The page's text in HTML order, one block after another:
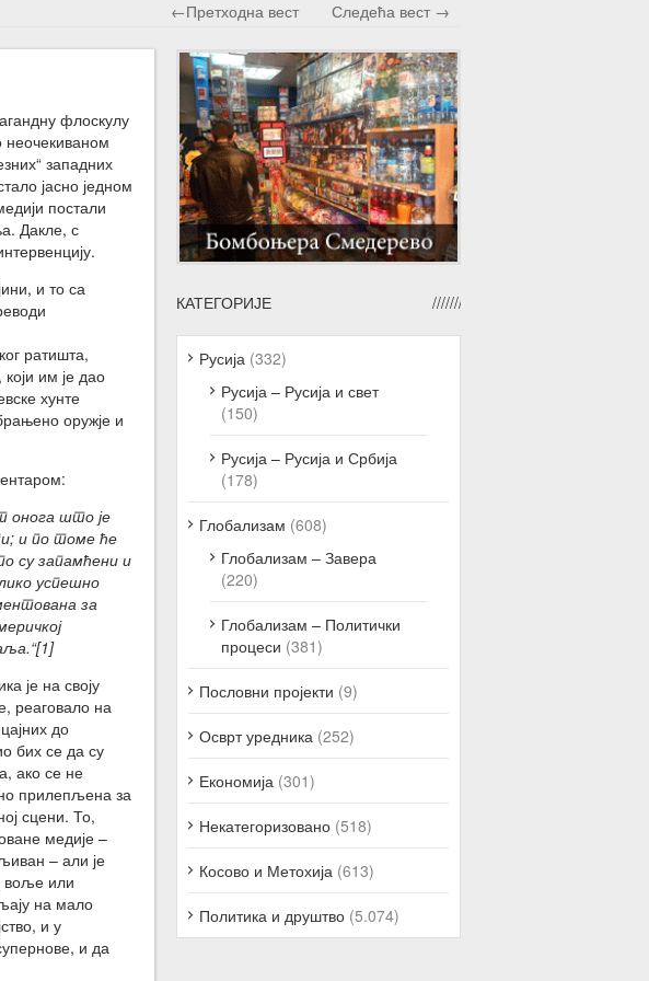
←Претходна вест Следећа вест →
флоскулу
западних
јасно једном
постали
Дакле, с
и то са
ратишта,
им је дао
хунте
оружје и
онога што је
и по томе ће
су запамћени и
успешно
за
је на своју
реаговало на
до
бих се да су
ако се не
прилепљена за
сцени. То,
медије –
– али је
воље или
на мало
и у
и да
КАТЕГОРИЈЕ
Русија (332)
Русија – Русија и свет
(150)
Русија – Русија и Србија
(178)
Глобализам (608)
Глобализам – Завера
(220)
Глобализам – Политички
процеси (381)
Пословни пројекти (9)
Осврт уредника (252)
Економија (301)
Некатегоризовано (518)
Косово и Метохија (613)
Политика и друштво (5.074)